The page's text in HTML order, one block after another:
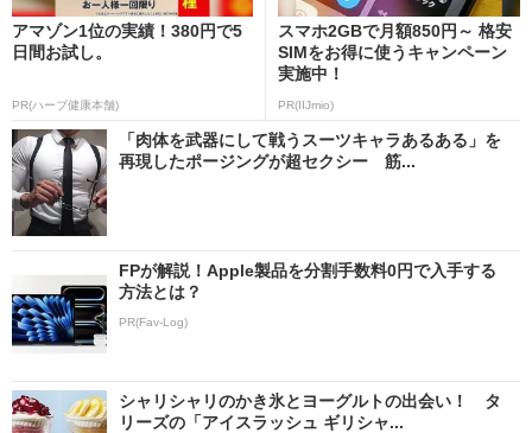
アマゾン1位の実績！380円で5
日間お試し。
PR(ハーブ健康本舗)
スマホ2GBで月額850円～ 格安
SIMをお得に使うキャンペーン
実施中！
PR(IIJmio)
「肉体を武器にして戦うスーツキャラあるある」を
再現したポージングが超セクシー 筋...
FPが解説！Apple製品を分割手数料0円で入手する
方法とは？
PR(Fav-Log)
シャリシャリのかき氷とヨーグルトの出会い！ タ
リーズの「アイスラッシュ ギリシャ...